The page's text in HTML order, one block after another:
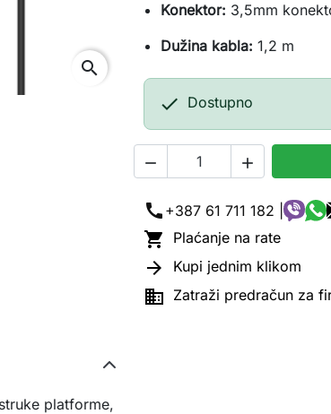
search
Konektor: 3,5mm
Dužina kabla: 1,2 m
 Dostupno
 
call +387 61 711 182 |
 Plaćanje na rate
 Kupi jednim klikom
 Zatraži predračun za
platforme,